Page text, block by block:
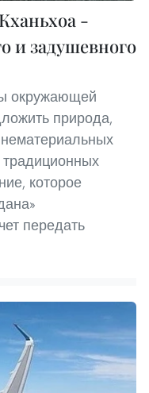
-
и задушевного
окружающей
природа,
традиционных
которое
передать